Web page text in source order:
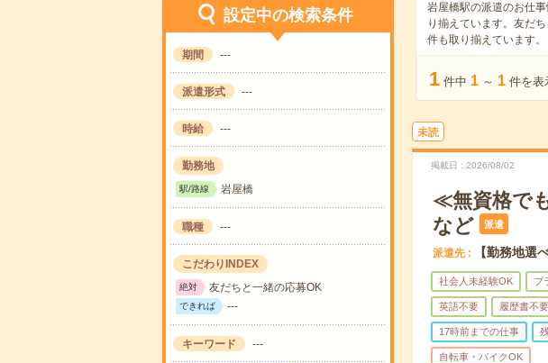
設定中の検索条件
期間 ---
派遣形式 ---
時給 ---
勤務地
駅/路線 岩屋橋
職種 ---
こだわりINDEX
絶対 友だちと一緒の応募OK
できれば ---
キーワード ---
岩屋橋駅の派遣のお仕事
り揃えています。友だ
件も取り揃えています。
1 件中 1 ～ 1 件を表
未読
掲載日 2026/08/02
≪無資格で
など
派遣
派遣先 【勤務地選
社会人未経験OK ブ
英語不要 履歴書不要
17時前までの仕事
自転車・バイクOK